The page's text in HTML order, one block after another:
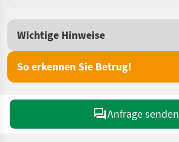
Wichtige Hinweise
So erkennen Sie Betrug!
Anfrage senden